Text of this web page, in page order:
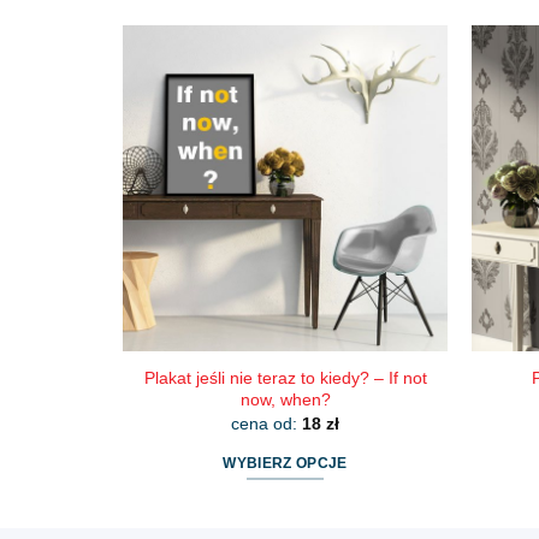
wiele
wariantów.
można
wybrać
stronie
produktu
Plakat jeśli nie teraz to kiedy? – If not
now, when?
cena od: 18 zł
WYBIERZ OPCJE